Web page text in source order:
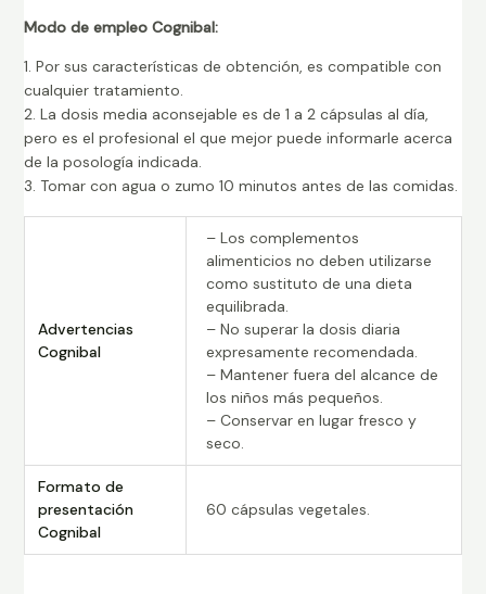
Modo de empleo Cognibal:
1. Por sus características de obtención, es compatible con
cualquier tratamiento.
2. La dosis media aconsejable es de 1 a 2 cápsulas al día,
pero es el profesional el que mejor puede informarle acerca
de la posología indicada.
3. Tomar con agua o zumo 10 minutos antes de las comidas.
Advertencias
Cognibal
– Los complementos
alimenticios no deben utilizarse
como sustituto de una dieta
equilibrada.
– No superar la dosis diaria
expresamente recomendada.
– Mantener fuera del alcance de
los niños más pequeños.
– Conservar en lugar fresco y
seco.
Formato de
presentación
Cognibal
60 cápsulas vegetales.